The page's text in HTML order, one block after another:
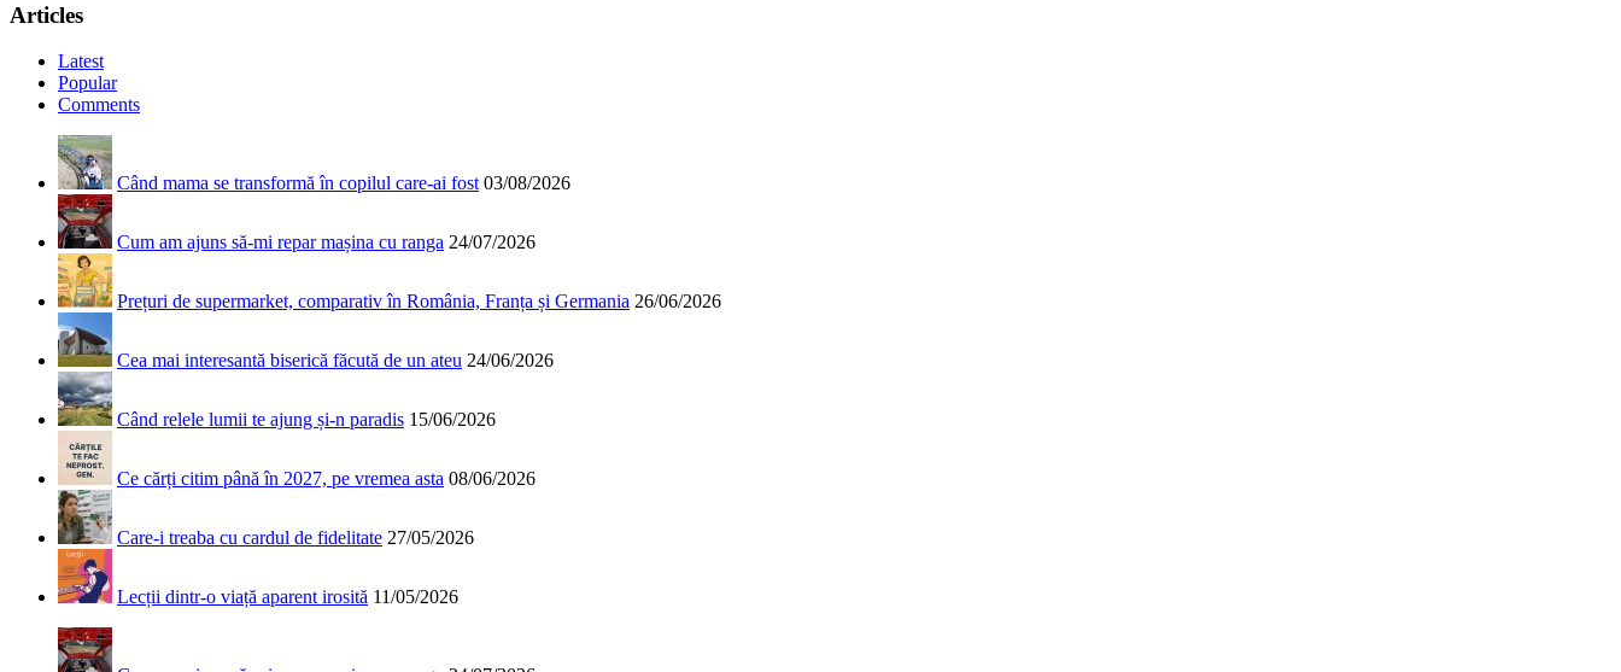
Articles
Latest
Popular
Comments
Când mama se transformă în copilul care-ai fost 03/08/2026
Cum am ajuns să-mi repar mașina cu ranga 24/07/2026
Prețuri de supermarket, comparativ în România, Franța și Germania 26/06/2026
Cea mai interesantă biserică făcută de un ateu 24/06/2026
Când relele lumii te ajung și-n paradis 15/06/2026
Ce cărți citim până în 2027, pe vremea asta 08/06/2026
Care-i treaba cu cardul de fidelitate 27/05/2026
Lecții dintr-o viață aparent irosită 11/05/2026